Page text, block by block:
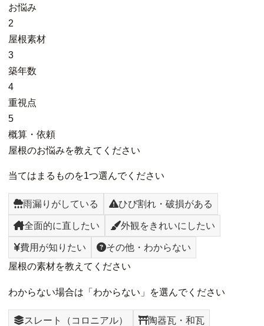
お悩み
2
屋根素材
3
築年数
4
重視点
5
概算・依頼
屋根のお悩みを教えてください
当てはまるものを1つ選んでください
雨漏りがしている ひび割れ・破損がある
全面的に直したい 外観をきれいにしたい
費用が知りたい
その他・わからない
屋根の素材を教えてください
わからない場合は「わからない」を選んでください
スレート（コロニアル） 陶器瓦・和瓦